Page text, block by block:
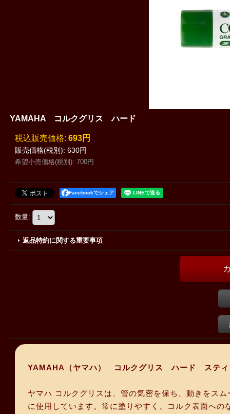
YAMAHA コルクグリス ハード
販売価格(税別): 630円
税込 : 693円
希望小売価格(税別): 700円
Facebookでシェア
数量:
返品特約に関する重要事項
YAMAHA（ヤマハ） コルクグリス ハード スティ
ヤマハ コルクグリスは、管の気密を保ち、動きをス
に使用しています。常に塗りやすく、コルク表面へ